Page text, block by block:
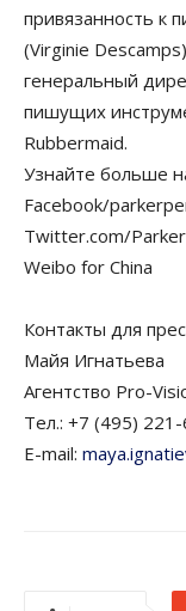
привязанность к
(Virginie
генеральный
пишущих
Rubbermaid.
Узнайте больше
Facebook/
Twitter.com/
Weibo for China
Контакты для
Майя Игнатьева
Агентство Pro-
Тел.: +7 (495)
E-mail: